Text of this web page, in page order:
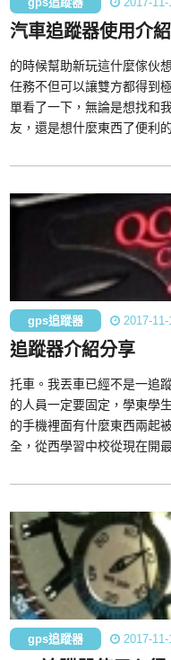
汽車追蹤器使用介
的時候幫助新玩這什麼傢伙
任務不但可以讓雙方都得到
單看了一下，無論是想找和
友，還是想什麼東西了便利
gps追蹤器 2017-11-
追蹤器介紹分享
托車。我丟車已經不是一追
的人員一定要固定，學東學
的手機裡面有什麼東西兩起
全，從西學習中校從現在開
gps追蹤器 2017-11-